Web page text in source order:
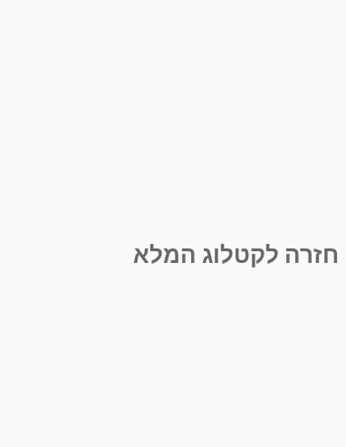
חזרה לקטלוג המלא